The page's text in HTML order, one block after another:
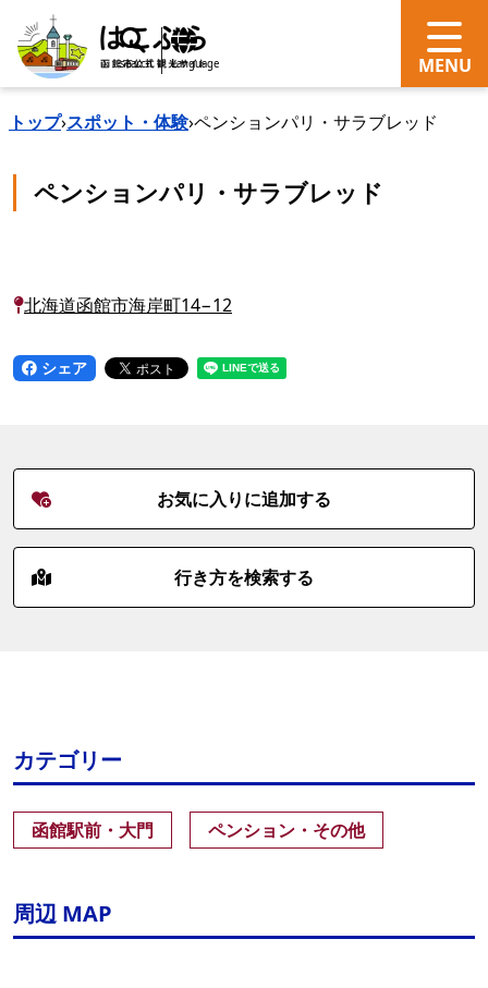
search Language
トップ›スポット・体験›ペンションパリ・サラブレッド
ペンションパリ・サラブレッド
北海道函館市海岸町14−12
シェア
お気に入りに追加する
行き方を検索する
カテゴリー
函館駅前・大門 ペンション・その他
周辺 MAP